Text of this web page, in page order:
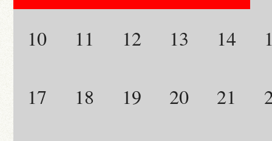
10 11 12 13 14
17 18 19 20 21